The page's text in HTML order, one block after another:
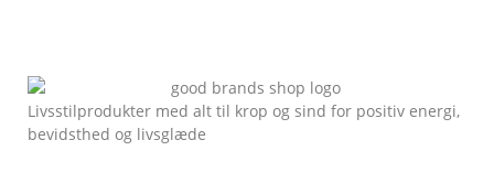
Livsstilprodukter med alt til krop og sind for positiv energi,
bevidsthed og livsglæde